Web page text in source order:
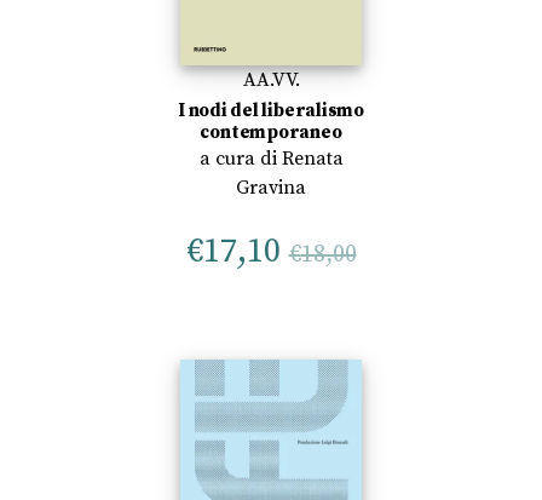
AA.VV.
I nodi del liberalismo
contemporaneo
a cura di Renata
Gravina
€17,10 €18,00